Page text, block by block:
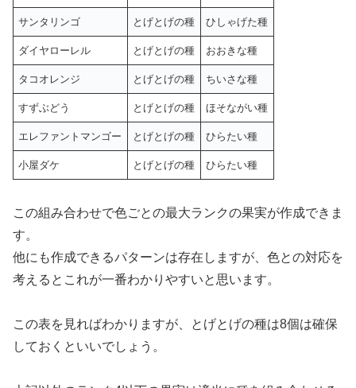
サンタリンゴ とげとげの種 ひしゃげた種
ダイヤローレル とげとげの種 おおきな種
タコオレンジ とげとげの種 ちいさな種
すずぶどう とげとげの種 ほそながい種
エレファントマンゴー とげとげの種 ひらたい種
小屋ダケ とげとげの種 ひらたい種
この組み合わせで色ごとの最大ランクの果実が作成できま
す。
他にも作成できるパターンは存在しますが、色との対応を
考えるとこれが一番わかりやすいと思います。
この表を見ればわかりますが、とげとげの種は8個は確保
しておくといいでしょう。